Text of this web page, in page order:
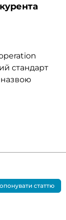
стандарт
назвою
статтю